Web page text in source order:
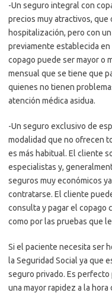
-Un seguro integral con
precios muy atractivos,
hospitalización, pero con
previamente establecida
copago puede ser mayor o
mensual que se tiene que
quienes no tienen
atención médica asidua.
-Un seguro exclusivo de
modalidad que no ofrecen
es más habitual. El cliente
especialistas y,
seguros muy económicos
contratarse. El cliente
consulta y pagar el copago
como por las pruebas que
Si el paciente necesita ser
la Seguridad Social ya que
seguro privado. Es
una mayor rapidez a la